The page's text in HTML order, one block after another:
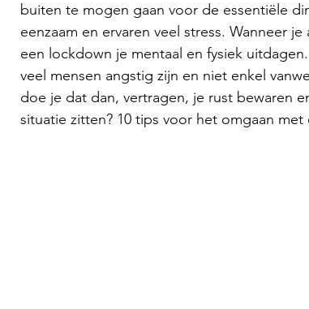
buiten te mogen gaan voor de essentiële
eenzaam en ervaren veel stress. Wanneer
een lockdown je mentaal en fysiek
veel mensen angstig zijn en niet enkel
doe je dat dan, vertragen, je rust bewaren
situatie zitten? 10 tips voor het omgaan